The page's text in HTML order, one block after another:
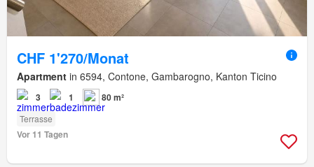
CHF 1'270/Monat
Apartment in 6594, Contone, Gambarogno, Kanton Ticino
3 1 80 m²
Terrasse
Vor 11 Tagen